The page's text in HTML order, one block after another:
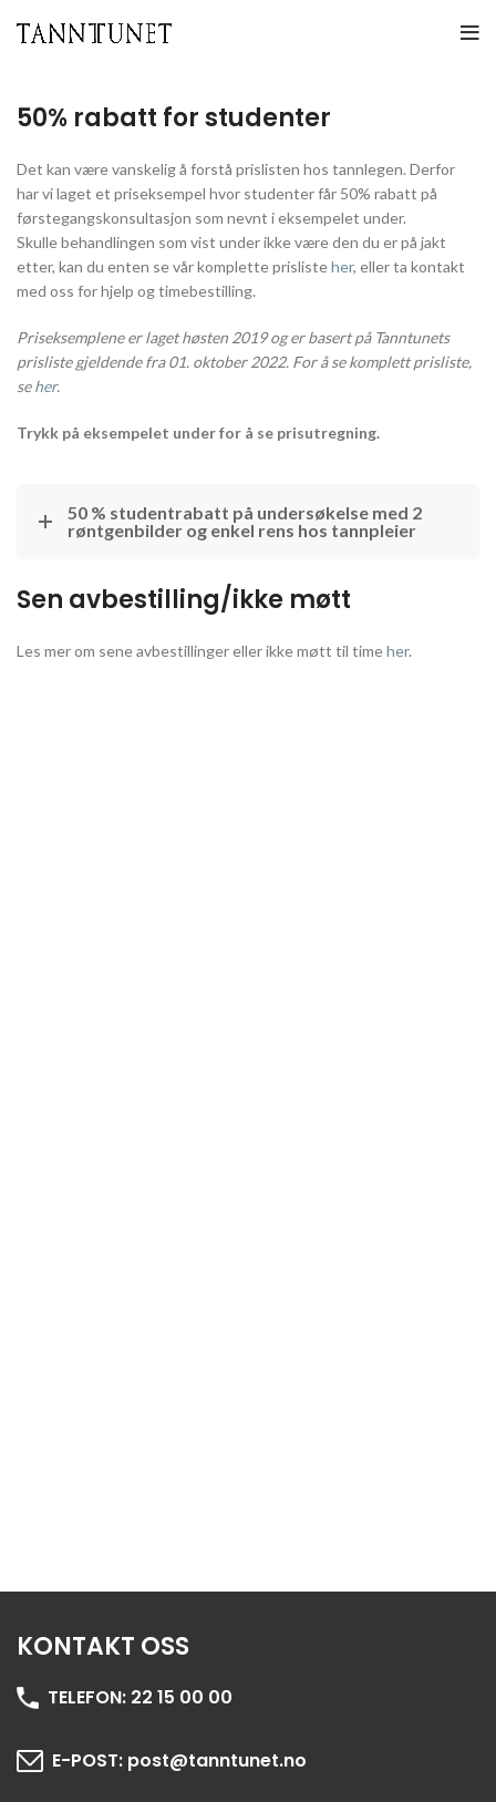
50% rabatt forstudenter
Det kan være vanskelig å forstå prislisten hos tannlegen. Derfor
har vi laget et priseksempel hvor studenter får 50% rabatt på
førstegangskonsultasjon som nevnt i eksempelet under.
Skulle behandlingen som vist under ikke være den du er på jakt
etter, kan du enten se vår komplette prislisteher, eller ta kontakt
med oss for hjelp og timebestilling.
Priseksemplene er laget høsten 2019 og er basert på Tanntunets
prisliste gjeldende fra 01. oktober 2022. For å se komplett prisliste,
seher.
Trykk på eksempelet under for å se prisutregning.
50 % studentrabatt på undersøkelse med 2
røntgenbilder og enkel rens hos tannpleier
Sen avbestilling/ikke møtt
Les mer om sene avbestillinger eller ikke møtt til timeher.
KONTAKT OSS
TELEFON: 22 15 00 00
E-POST: post@tanntunet.no